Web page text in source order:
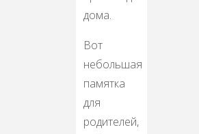
дома.
Вот
небольшая
памятка
для
родителей,